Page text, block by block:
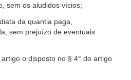
sem os aludidos vícios;
da quantia paga,
sem prejuízo de eventuais
o disposto no § 4° do artigo